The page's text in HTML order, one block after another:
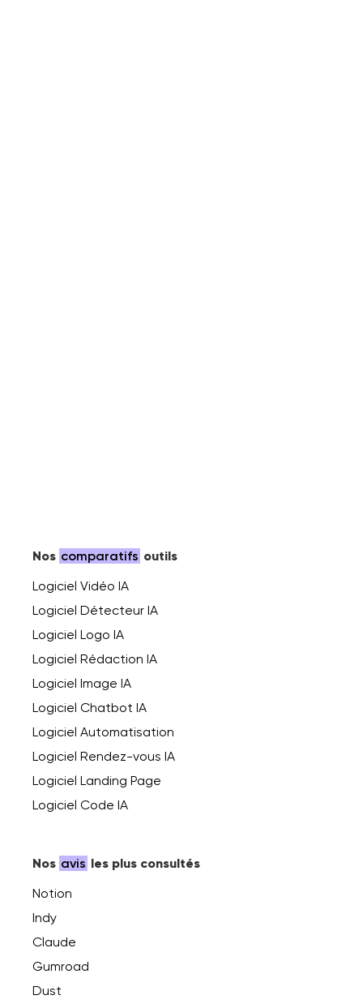
Nos comparatifs outils
Logiciel Vidéo IA
Logiciel Détecteur IA
Logiciel Logo IA
Logiciel Rédaction IA
Logiciel Image IA
Logiciel Chatbot IA
Logiciel Automatisation
Logiciel Rendez-vous IA
Logiciel Landing Page
Logiciel Code IA
Nos avis les plus consultés
Notion
Indy
Claude
Gumroad
Dust